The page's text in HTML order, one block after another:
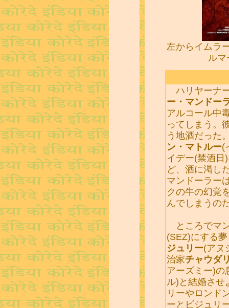
左からイムラ
ル
ハリヤーナ
ー・マンドー
アルコール中
ってしまう。
う地酒だった
ン・マトルー(
イデー(禁酒日
ど、酒に渇し
マンドーラー
クの牛の幻覚
んでしまうの
ところでマ
(SEZ)にする
ジュリー(アヌ
治家チャウダ
アーズミー)の
ル)と結婚させ
リーやロンド
ーとビジュリ